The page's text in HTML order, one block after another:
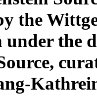
the
under the